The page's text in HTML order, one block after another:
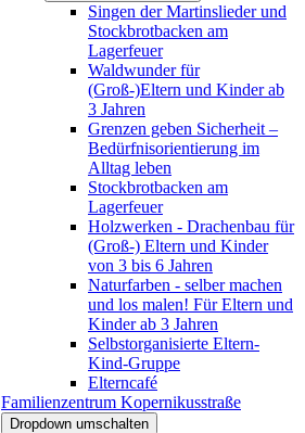
Singen der Martinslieder und
Stockbrotbacken am
Lagerfeuer
Waldwunder für
(Groß-)Eltern und Kinder ab
3 Jahren
Grenzen geben Sicherheit –
Bedürfnisorientierung im
Alltag leben
Stockbrotbacken am
Lagerfeuer
Holzwerken - Drachenbau für
(Groß-) Eltern und Kinder
von 3 bis 6 Jahren
Naturfarben - selber machen
und los malen! Für Eltern und
Kinder ab 3 Jahren
Selbstorganisierte Eltern-
Kind-Gruppe
Elterncafé
Familienzentrum Kopernikusstraße
Dropdown umschalten